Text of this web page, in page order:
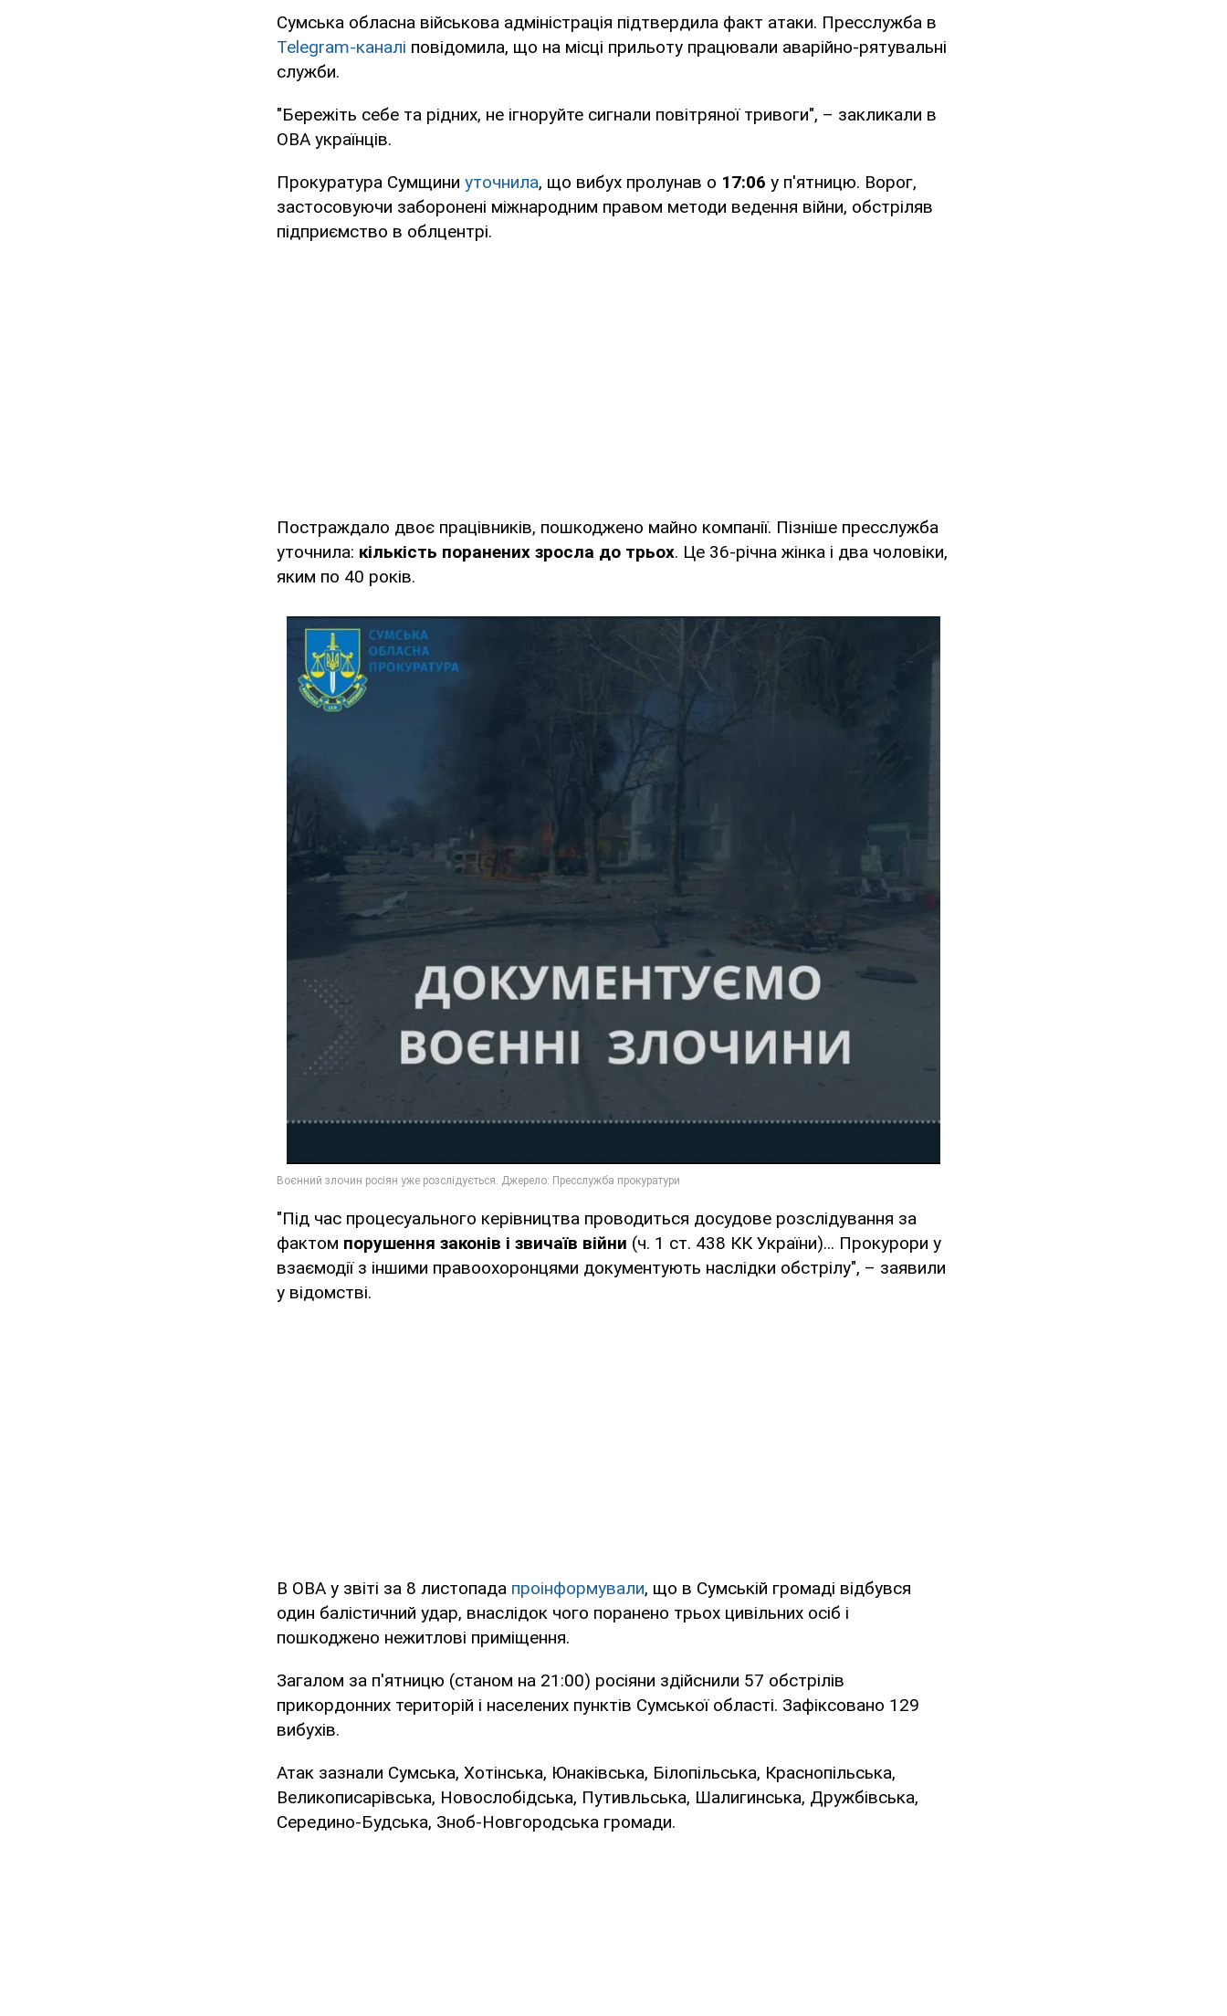
Сумська обласна військова адміністрація підтвердила факт атаки. Пресслужба в
Telegram-каналі повідомила, що на місці прильоту працювали аварійно-рятувальні
служби.
"Бережіть себе та рідних, не ігноруйте сигнали повітряної тривоги", – закликали в
ОВА українців.
Прокуратура Сумщини уточнила, що вибух пролунав о 17:06 у п'ятницю. Ворог,
застосовуючи заборонені міжнародним правом методи ведення війни, обстріляв
підприємство в облцентрі.
Постраждало двоє працівників, пошкоджено майно компанії. Пізніше пресслужба
уточнила: кількість поранених зросла до трьох. Це 36-річна жінка і два чоловіки,
яким по 40 років.
"Під час процесуального керівництва проводиться досудове розслідування за
фактом порушення законів і звичаїв війни (ч. 1 ст. 438 КК України)... Прокурори у
взаємодії з іншими правоохоронцями документують наслідки обстрілу", – заявили
у відомстві.
В ОВА у звіті за 8 листопада проінформували, що в Сумській громаді відбувся
один балістичний удар, внаслідок чого поранено трьох цивільних осіб і
пошкоджено нежитлові приміщення.
Загалом за п'ятницю (станом на 21:00) росіяни здійснили 57 обстрілів
прикордонних територій і населених пунктів Сумської області. Зафіксовано 129
вибухів.
Атак зазнали Сумська, Хотінська, Юнаківська, Білопільська, Краснопільська,
Великописарівська, Новослобідська, Путивльська, Шалигинська, Дружбівська,
Середино-Будська, Зноб-Новгородська громади.